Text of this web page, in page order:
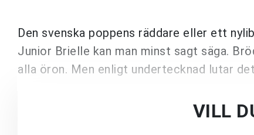
Den svenska poppens räddare eller ett
Junior Brielle kan man minst sagt säga.
alla öron. Men enligt undertecknad lutar
VILL